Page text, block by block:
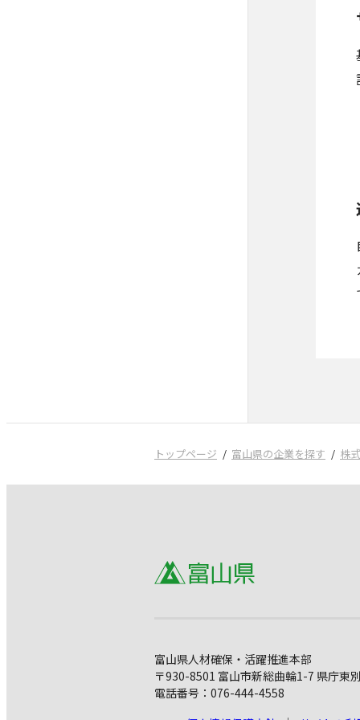
トップページ 富山県の企業を探す 株
富山県人材確保・活躍推進本部
〒930-8501 富山市新総曲輪1-7 県庁東
電話番号：076-444-4558